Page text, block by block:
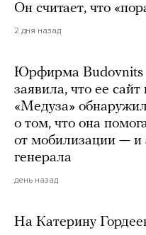
Он считает, что
2 дня назад
Юрфирма Budovnits
заявила, что ее
«Медуза»
о том, что она
от мобилизации — и
генерала
день назад
На Катерину